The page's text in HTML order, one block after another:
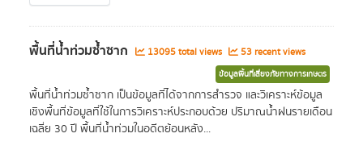
พื้นที่น้ำท่วมซ้ำซาก 13095 total views 53 recent views
ข้อมูลพื้นที่เสี่ยงภัยทางการเกษตร
พื้นที่น้ำท่วมซ้ำซาก เป็นข้อมูลที่ได้จากการสำรวจ และวิเคราะห์ข้อมูล
เชิงพื้นที่ข้อมูลที่ใช้ในการวิเคราะห์ประกอบด้วย ปริมาณน้ำฝนรายเดือน
เฉลี่ย 30 ปี พื้นที่น้ำท่วมในอดีตย้อนหลัง...